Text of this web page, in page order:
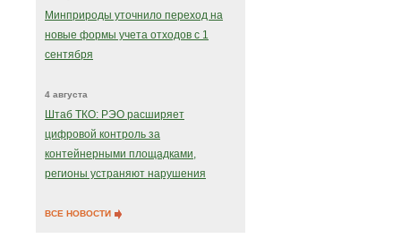
Минприроды уточнило переход на
новые формы учета отходов с 1
сентября
4 августа
Штаб ТКО: РЭО расширяет
цифровой контроль за
контейнерными площадками,
регионы устраняют нарушения
ВСЕ НОВОСТИ